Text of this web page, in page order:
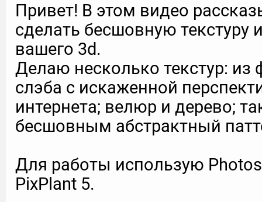
Привет! В этом видео
сделать бесшовную текстуру
вашего 3d.
Делаю несколько текстур:
слэба с искаженной
интернета; велюр и дерево;
бесшовным абстрактный
Для работы использую
PixPlant 5.